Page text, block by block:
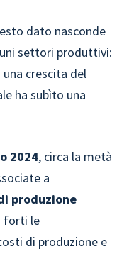
dato nasconde
settori produttivi:
crescita del
ha subìto una
2024, circa la metà
a
produzione
forti le
di produzione e